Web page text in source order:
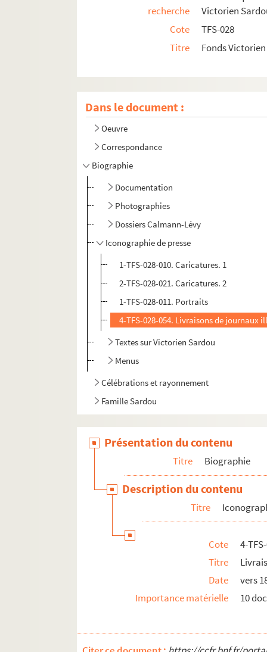
recherche
Victorien
Cote
TFS-028
Titre
Fonds
Dans le document :
Oeuvre
Correspondance
Biographie
Documentation
Photographies
Dossiers Calmann-Lévy
Iconographie de presse
1-TFS-028-010. Caricatures. 1
2-TFS-028-021. Caricatures. 2
1-TFS-028-011. Portraits
4-TFS-028-054. Livraisons de journaux
Textes sur Victorien Sardou
Menus
Célébrations et rayonnement
Famille Sardou
Présentation du contenu
Titre Biographie
Description du contenu
Titre
Cote
4-
Titre
Date
vers
Importance matérielle
10